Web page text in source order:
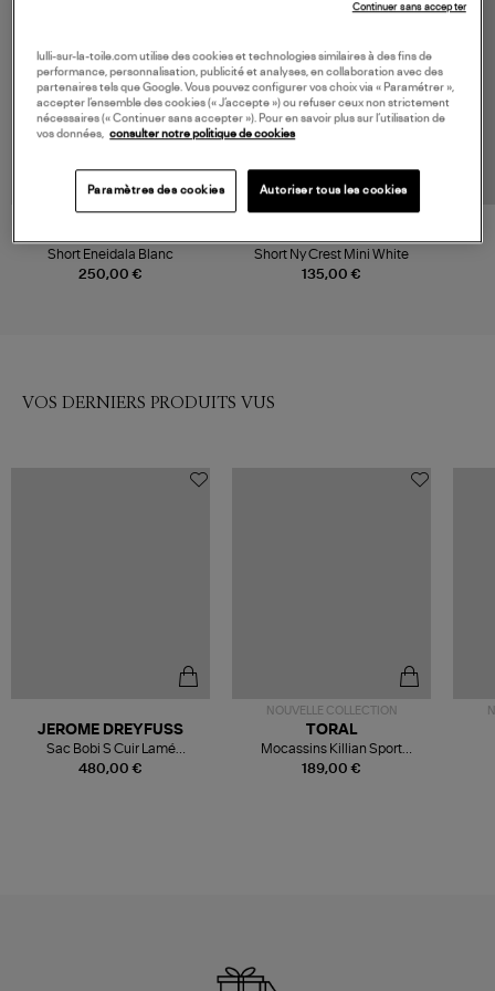
250,00 €
Short Eneidala Blanc
135,00 €
Short Ny Crest Mini White
VOS DERNIERS PRODUITS VUS
480,00 €
JEROME DREYFUSS
Sac Bobi S Cuir Lamé
Champagne
NOUVELLE COLLECTION
189,00 €
TORAL
Mocassins Killian Sport
Mousse
lulli-sur-la-toile.com utilise des cookies et technologies similaires à des fins de
performance, personnalisation, publicité et analyses, en collaboration avec des
partenaires tels que Google. Vous pouvez configurer vos choix via « Paramétrer »,
accepter l’ensemble des cookies (« J’accepte ») ou refuser ceux non strictement
nécessaires (« Continuer sans accepter »). Pour en savoir plus sur l’utilisation de
vos données, consulter notre politique de cookies
Paramètres des cookies Autoriser tous les cookies
Continuer sans accepter